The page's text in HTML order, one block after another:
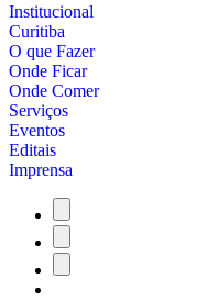
Institucional
Curitiba
O que Fazer
Onde Ficar
Onde Comer
Serviços
Eventos
Editais
Imprensa